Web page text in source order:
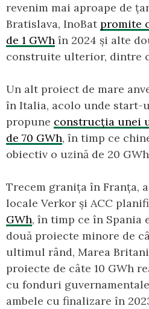
revenim mai aproape de
Bratislava, InoBatpromite
de 1 GWh în 2024 și alte
construite ulterior, dintre
Un alt proiect de mare
în Italia, acolo unde
propune construcția unei
de 70 GWh, în timp ce
obiectiv o uzină de 20
Trecem granița în Franța,
locale Verkor și ACC
GWh, în timp ce în Spania
două proiecte minore de
ultimul rând, Marea
proiecte de câte 10 GWh
cu fonduri
ambele cu finalizare în